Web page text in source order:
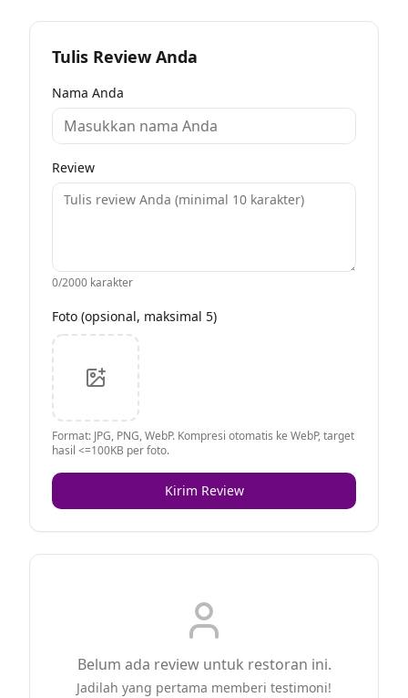
Tulis Review Anda
Nama Anda
Review
0/2000 karakter
Foto (opsional, maksimal 5)
Format: JPG, PNG, WebP. Kompresi otomatis ke WebP, target
hasil <=100KB per foto.
Kirim Review
Belum ada review untuk restoran ini.
Jadilah yang pertama memberi testimoni!